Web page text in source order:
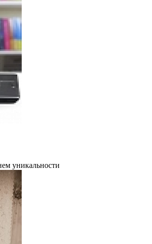
уникальности